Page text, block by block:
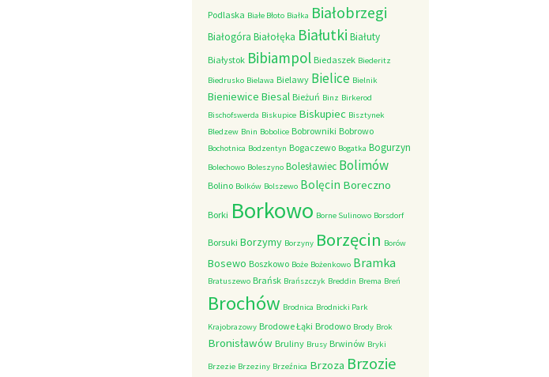
Podlaska Białe Błoto Białka Białobrzegi
Białogóra Białołęka Białutki Białuty
Białystok Bibiampol Biedaszek Biederitz
Biedrusko Bielawa Bielawy Bielice Bielnik
Bieniewice Biesal Bieżuń Binz Birkerod
Bischofswerda Biskupice Biskupiec Bisztynek
Bledzew Bnin Bobolice Bobrowniki Bobrowo
Bochotnica Bodzentyn Bogaczewo Bogatka Bogurzyn
Bolechowo Boleszyno Bolesławiec Bolimów
Bolino Bolków Bolszewo Bolęcin Boreczno
Borki Borkowo Borne Sulinowo Borsdorf
Borsuki Borzymy Borzyny Borzęcin Borów
Bosewo Boszkowo Boże Bożenkowo Bramka
Bratuszewo Brańsk Brańszczyk Breddin Brema Breń
Brochów Brodnica Brodnicki Park
Krajobrazowy Brodowe Łąki Brodowo Brody Brok
Bronisławów Bruliny Brusy Brwinów Bryki
Brzezie Brzeziny Brzeźnica Brzoza Brzozie